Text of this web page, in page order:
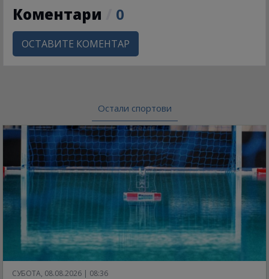
Коментари 0
ОСТАВИТЕ КОМЕНТАР
Остали спортови
СУБОТА, 08.08.2026 | 08:36